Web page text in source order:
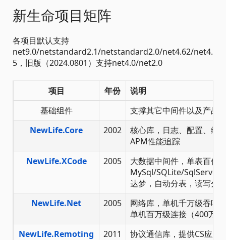
新生命项目矩阵
各项目默认支持
net9.0/netstandard2.1/netstandard2.0/net4.62/net4.
5，旧版（2024.0801）支持net4.0/net2.0
项目 年份
说明
基础组件
支撑其它中间件以及产品
NewLife.Core
2002
核心库，日志、配置、缓
APM性能追踪
NewLife.XCode
2005
大数据中间件，单表百亿
MySql/SQLite/
达梦，自动分表，读写分
NewLife.Net
2005
网络库，单机千万级吞吐
单机百万级连接（400万
NewLife.Remoting
2011
协议通信库，提供CS应用